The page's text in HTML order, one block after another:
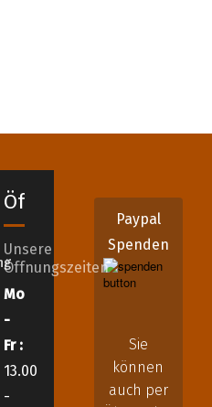
Öffnungszeiten
Unsere
Öffnungszeiten
Mo
-
Fr :
13.00
-
Paypal
Spenden
Sie
können
auch per